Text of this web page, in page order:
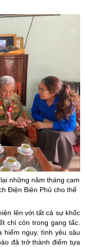
những năm tháng cam
Điện Biên Phủ cho thế
lên với tất cả sự khốc
chỉ còn trong gang tấc.
hiểm nguy, tình yêu sâu
đã trở thành điểm tựa